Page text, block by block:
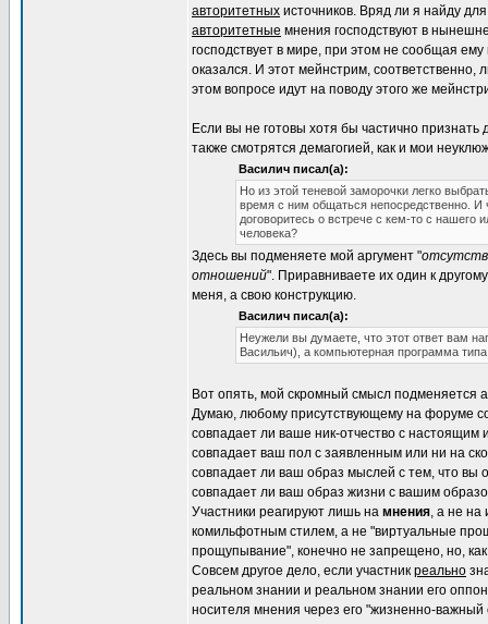
авторитетных источников. Вряд ли я найду
авторитетные мнения господствуют в
господствует в мире, при этом не сообщая
оказался. И этот мейнстрим,
этом вопросе идут на поводу этого же
Если вы не готовы хотя бы частично
также смотрятся демагогией, как и мои
Василич писал(а):
Но из этой теневой заморочки легко
время с ним общаться непосредственно. И
договоритесь о встрече с кем-то с нашего
человека?
Здесь вы подменяете мой аргумент "
отношений". Приравниваете их один к
меня, а свою конструкцию.
Василич писал(а):
Неужели вы думаете, что этот ответ вам
Васильич), а компьютерная программа
Вот опять, мой скромный смысл подменяется
Думаю, любому присутствующему на форуме
совпадает ли ваше ник-отчество с настоящим
совпадает ваш пол с заявленным или ни на
совпадает ли ваш образ мыслей с тем, что вы
совпадает ли ваш образ жизни с вашим
Участники реагируют лишь на мнения, а не на
комильфотным стилем, а не "виртуальные
прощупывание", конечно не запрещено, но,
Совсем другое дело, если участник реально
реальном знании и реальном знании его
носителя мнения через его "жизненно-